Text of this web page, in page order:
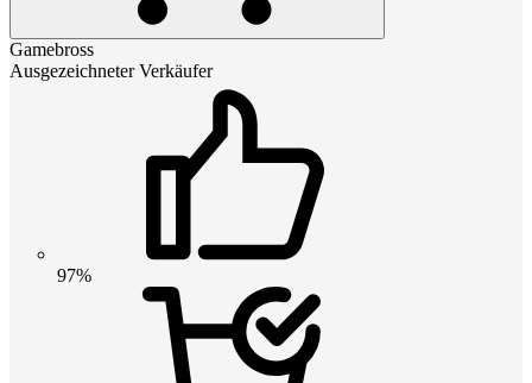
Gamebross
Ausgezeichneter Verkäufer
97%